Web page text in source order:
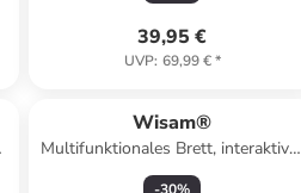
39,95 €
UVP: 69,99 €*
Wisam®
Multifunktionales Brett, interaktiver
Tisch für